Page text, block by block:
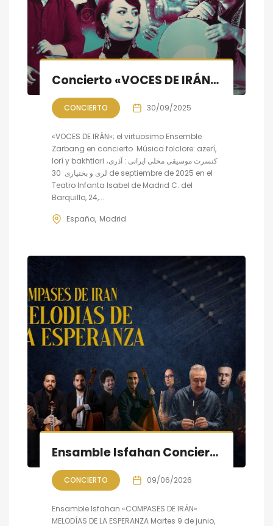
Concierto «VOCES DE IRÁN»: música folclore azerí, lorí y bakhtiari
CONCIERTO 30/09/2025
«VOCES DE IRÁN»; el virtuosimo Ensemble
Zarbang en concierto Música folclore: azerí,
lorí y bakhtiari کنسرت موسیقی محلی ایرانی : آذری،
لری و بختیاری 30 de septiembre de 2025 en el
Teatro Infanta Isabel de Madrid C. del
Barquillo, 24,...
España Madrid
Ensamble Isfahan Concierto «COMPASES DE IRÁN»: Melodías de la Esperanza
CONCIERTO 09/06/2026
Ensamble Isfahan «COMPASES DE IRÁN»
MELODÍAS DE LA ESPERANZA Martes 9 de junio,